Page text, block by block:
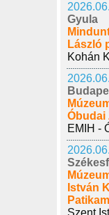
Gyula
László
Kohán
Óbudai
EMIH -
István
Szent